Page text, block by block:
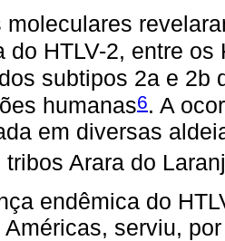
moleculares
do HTLV-2, entre
subtipos 2a e 2b
humanas6. A
em diversas
Arara do
endêmica do
Américas, serviu,